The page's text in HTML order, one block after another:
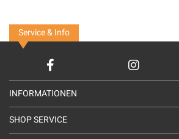
Service & Info
INFORMATIONEN
SHOP SERVICE